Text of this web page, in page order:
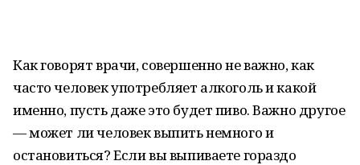
Как говорят врачи, совершенно не важно, как
часто человек употребляет алкоголь и какой
именно, пусть даже это будет пиво. Важно другое
— может ли человек выпить немного и
остановиться? Если вы выпиваете гораздо